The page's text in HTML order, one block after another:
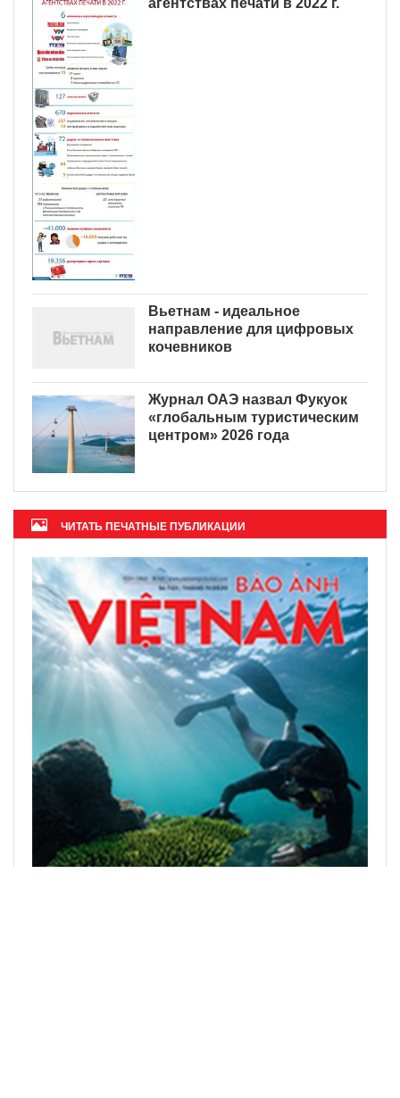
агентствах печати в 2022 г.
Вьетнам - идеальное
направление для цифровых
кочевников
Журнал ОАЭ назвал Фукуок
«глобальным туристическим
центром» 2026 года
ЧИТАТЬ ПЕЧАТНЫЕ ПУБЛИКАЦИИ